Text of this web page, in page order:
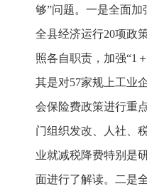
够”问题。一是全面
全县经济运行20项政
照各自职责，加强“1
其是对57家规上工业
会保险费政策进行重
门组织发改、人社、
业就减税降费特别是
面进行了解读。二是